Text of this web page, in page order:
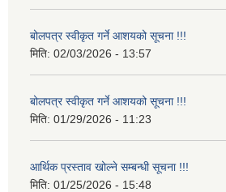
बोलपत्र स्वीकृत गर्ने आशयको सूचना !!!
मिति: 02/03/2026 - 13:57
बोलपत्र स्वीकृत गर्ने आशयको सूचना !!!
मिति: 01/29/2026 - 11:23
आर्थिक प्रस्ताव खोल्ने सम्बन्धी सूचना !!!
मिति: 01/25/2026 - 15:48